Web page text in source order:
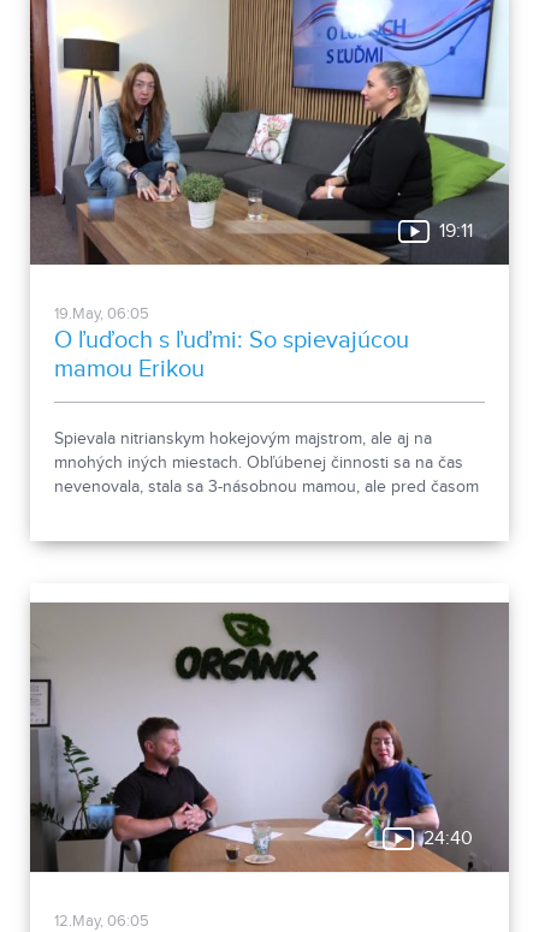
19:11
19.May, 06:05
O ľuďoch s ľuďmi: So spievajúcou
mamou Erikou
Spievala nitrianskym hokejovým majstrom, ale aj na
mnohých iných miestach. Obľúbenej činnosti sa na čas
nevenovala, stala sa 3-násobnou mamou, ale pred časom
24:40
12.May, 06:05